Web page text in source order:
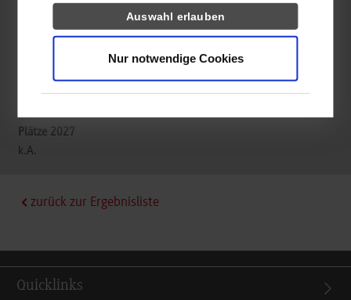
Auswahl erlauben
Nur notwendige Cookies
M_Puchta@heinrich-schmid.de
k.A.
zurück zur Ergebnisliste
Quicklinks